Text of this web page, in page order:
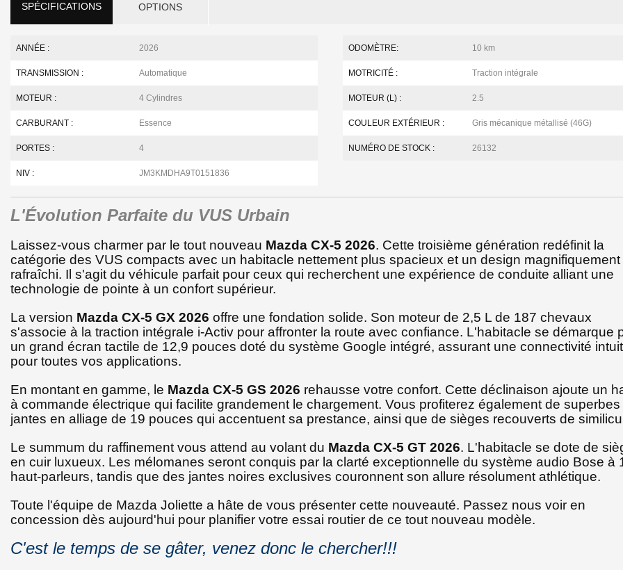
SPÉCIFICATIONS OPTIONS
ANNÉE : 2026 ODOMÈTRE: 10 km
TRANSMISSION : Automatique MOTRICITÉ : Traction intégrale
MOTEUR : 4 Cylindres MOTEUR (L) : 2.5
CARBURANT : Essence COULEUR EXTÉRIEUR : Gris mécanique métallisé (46G)
PORTES : 4 NUMÉRO DE STOCK : 26132
NIV : JM3KMDHA9T0151836
L'Évolution Parfaite du VUS Urbain
Laissez-vous charmer par le tout nouveau Mazda CX-5 2026. Cette troisième génération redéfinit la
catégorie des VUS compacts avec un habitacle nettement plus spacieux et un design magnifiquement
rafraîchi. Il s'agit du véhicule parfait pour ceux qui recherchent une expérience de conduite alliant une
technologie de pointe à un confort supérieur.
La version Mazda CX-5 GX 2026 offre une fondation solide. Son moteur de 2,5 L de 187 chevaux
s'associe à la traction intégrale i-Activ pour affronter la route avec confiance. L'habitacle se démarque
un grand écran tactile de 12,9 pouces doté du système Google intégré, assurant une connectivité
pour toutes vos applications.
En montant en gamme, le Mazda CX-5 GS 2026 rehausse votre confort. Cette déclinaison ajoute un
à commande électrique qui facilite grandement le chargement. Vous profiterez également de superbes
jantes en alliage de 19 pouces qui accentuent sa prestance, ainsi que de sièges recouverts de
Le summum du raffinement vous attend au volant du Mazda CX-5 GT 2026. L'habitacle se dote de
en cuir luxueux. Les mélomanes seront conquis par la clarté exceptionnelle du système audio Bose à
haut-parleurs, tandis que des jantes noires exclusives couronnent son allure résolument athlétique.
Toute l'équipe de Mazda Joliette a hâte de vous présenter cette nouveauté. Passez nous voir en
concession dès aujourd'hui pour planifier votre essai routier de ce tout nouveau modèle.
C'est le temps de se gâter, venez donc le chercher!!!